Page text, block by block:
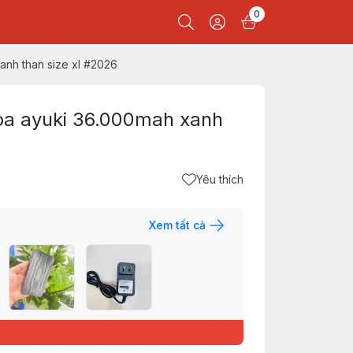
0
than size xl #2026
ayuki 36.000mah xanh
Yêu thích
Xem tất cả